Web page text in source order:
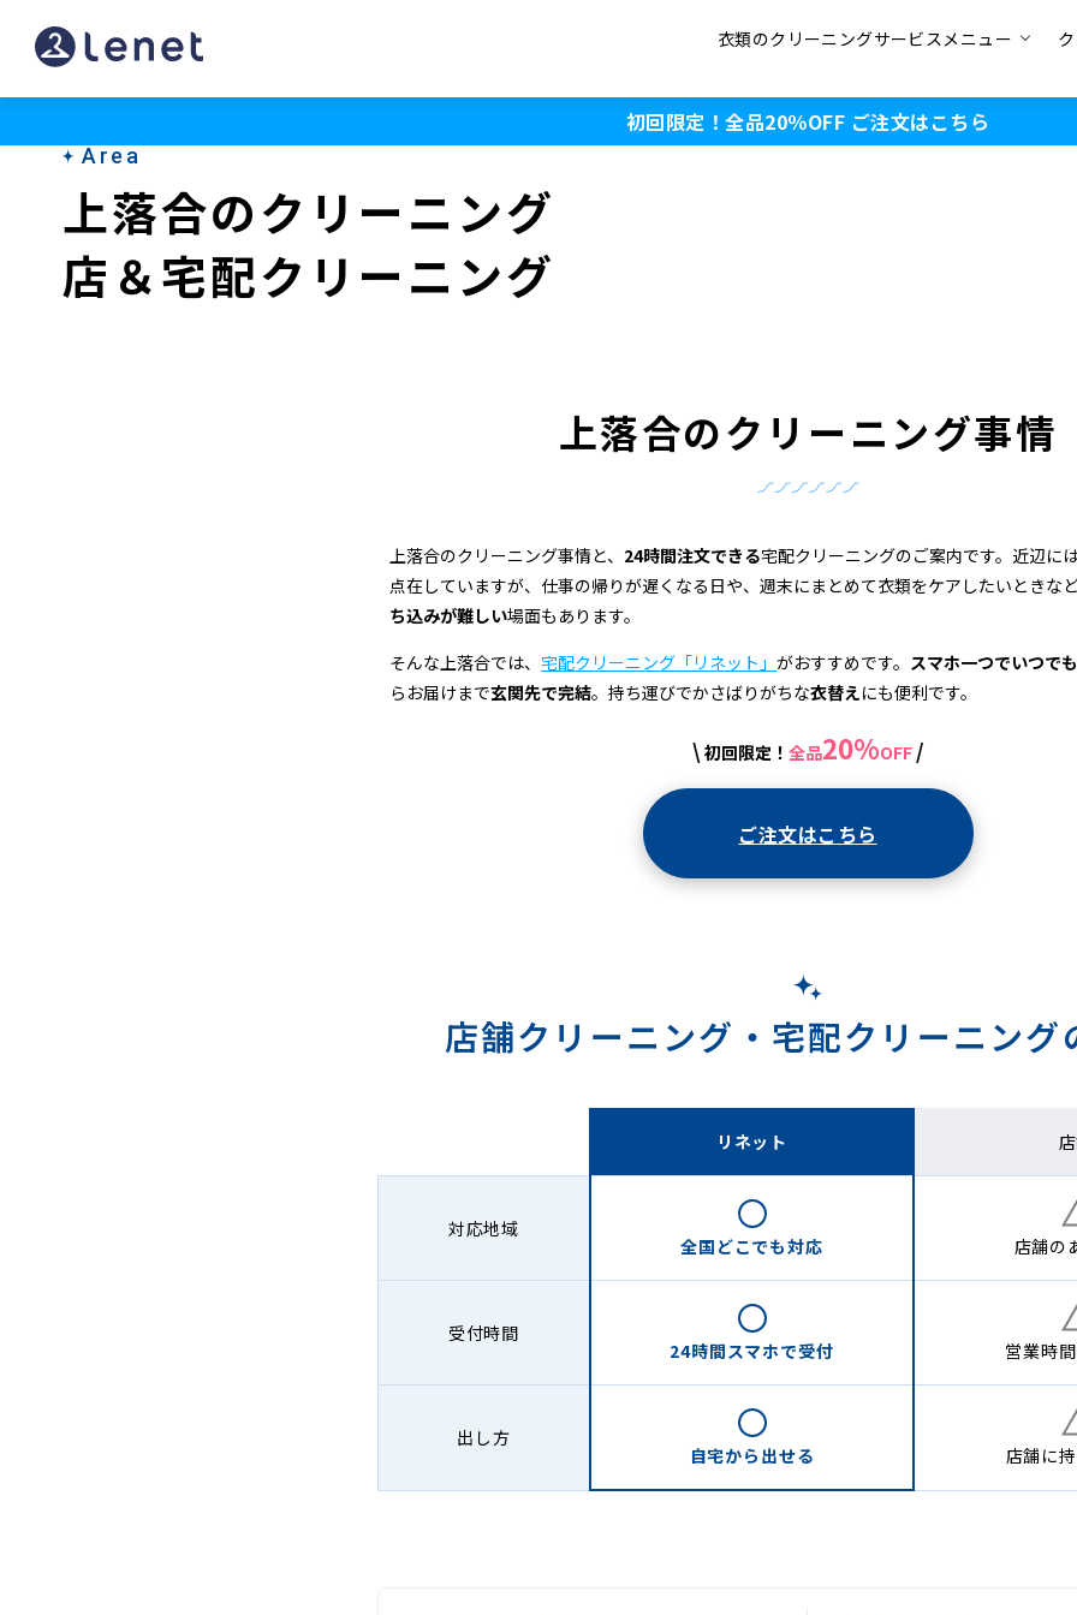
上
落
衣類のクリーニングサービスメニュー
初回限定！全品20％OFF ご注文はこちら
Area
上落合のクリーニング
店＆宅配クリーニング
上落合のクリーニング事情
上落合のクリーニング事情と、 24時間注文できる宅配クリーニングのご案内です。近辺に
点在していますが、仕事の帰りが遅くなる日や、週末にまとめて衣類をケアしたいときな
ち込みが難しい場面もあります。
そんな上落合では、 宅配クリーニング「リネット」 がおすすめです。 スマホ一つでいつで
らお届けまで玄関先で完結。持ち運びでかさばりがちな衣替えにも便利です。
\ 初回限定！ 全品20%OFF /
ご注文はこちら
店舗クリーニング・ 宅配クリーニング
リネット
対応地域
全国どこでも対応 店舗の
受付時間
24時間スマホで受付 営業時
出し方
自宅から 出せる 店舗に